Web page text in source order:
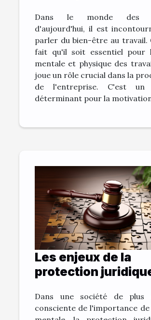
l'entreprise
Dans le monde des
d'aujourd'hui, il est
parler du bien-être au travail.
fait qu'il soit essentiel pour
mentale et physique des
joue un rôle crucial dans la
de l'entreprise. C'est un
déterminant pour la
Les enjeux de la
protection
mentale
Dans une société de plus
consciente de l'importance